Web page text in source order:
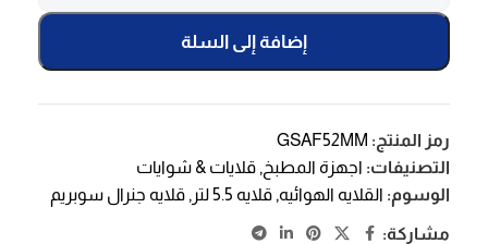
إضافة إلى السلة
رمز المنتج: GSAF52MM
التصنيفات: اجهزة المطبخ , قلايات & شوايات
الوسوم: القلايه الهوائيه, قلايه 5.5 لتر , قلايه جنرال سوبريم
مشاركة: